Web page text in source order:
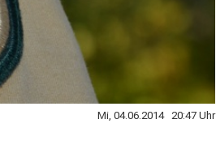
Mi, 04.06.2014 20:47 Uhr